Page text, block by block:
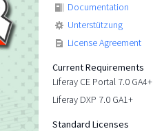
Documentation
Unterstützung
License Agreement
Current Requirements
Liferay CE Portal 7.0 GA4+
Liferay DXP 7.0 GA1+
Standard Licenses